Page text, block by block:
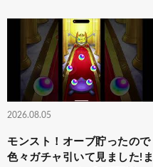
2026.08.05
モンスト！オーブ貯ったので
色々ガチャ引いて見ました!ま